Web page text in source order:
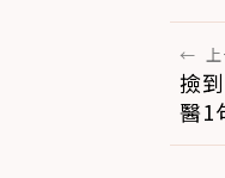
←
撿
醫1